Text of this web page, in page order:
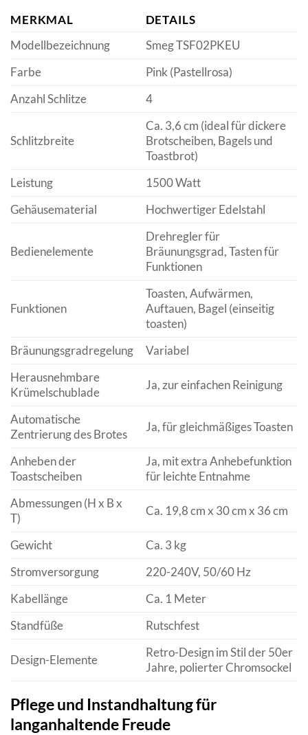
MERKMAL
DETAILS
Modellbezeichnung
Smeg TSF02PKEU
Farbe
Pink (Pastellrosa)
Anzahl Schlitze
4
Schlitzbreite
Ca. 3,6 cm (ideal für dickere
Brotscheiben, Bagels und
Toastbrot)
Leistung
1500 Watt
Gehäusematerial
Hochwertiger Edelstahl
Bedienelemente
Drehregler für
Bräunungsgrad, Tasten für
Funktionen
Funktionen
Toasten, Aufwärmen,
Auftauen, Bagel (einseitig
toasten)
Bräunungsgradregelung
Variabel
Herausnehmbare
Krümelschublade
Ja, zur einfachen Reinigung
Automatische
Zentrierung des Brotes
Ja, für gleichmäßiges Toasten
Anheben der
Toastscheiben
Ja, mit extra Anhebefunktion
für leichte Entnahme
Abmessungen (H x B x
T)
Ca. 19,8 cm x 30 cm x 36 cm
Gewicht
Ca. 3 kg
Stromversorgung
220-240V, 50/60 Hz
Kabellänge
Ca. 1 Meter
Standfüße
Rutschfest
Design-Elemente
Retro-Design im Stil der 50er
Jahre, polierter Chromsockel
Pflege und Instandhaltung für
langanhaltende Freude